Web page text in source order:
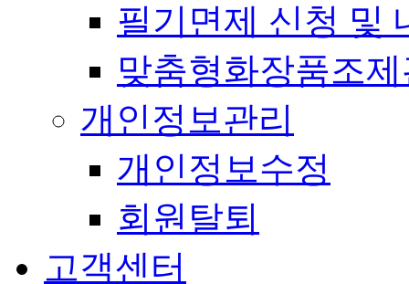
필기면제 신청 및
맞춤형화장품조
개인정보관리
개인정보수정
회원탈퇴
고객센터